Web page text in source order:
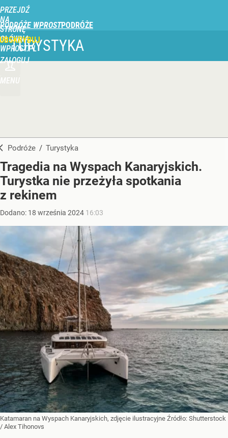
PRZEJDŹ
NA
STRONĘ
GŁÓWNĄ
WPROST.PL
PODRÓŻE WPROST
ZALOGUJ
MENU
TURYSTYKA
Podróże / Turystyka
Tragedia na Wyspach Kanaryjskich.
Turystka nie przeżyła spotkania
z rekinem
Dodano: 18 września 2024 16:03
Katamaran na Wyspach Kanaryjskich, zdjęcie ilustracyjne Źródło: Shutterstock
/ Alex Tihonovs